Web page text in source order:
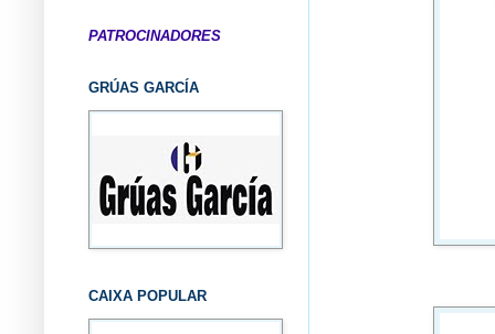
PATROCINADORES
GRÚAS GARCÍA
CAIXA POPULAR